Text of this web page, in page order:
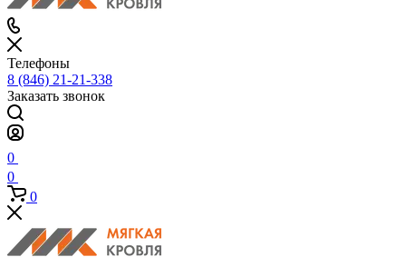
Телефоны
8 (846) 21-21-338
Заказать звонок
0
0
0